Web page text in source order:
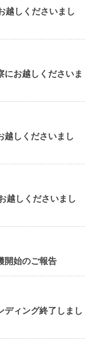
越しくださいまし
にお越しくださいま
越しくださいまし
越しくださいまし
開始のご報告
ディング終了しまし